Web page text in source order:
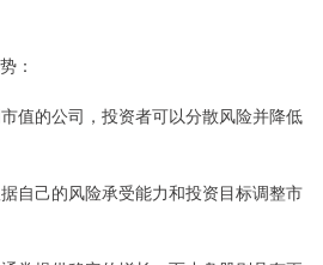
：
值的公司，投资者可以分散风险并降低
自己的风险承受能力和投资目标调整市